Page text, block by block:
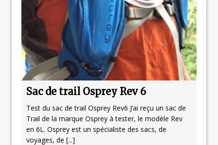
Sac de trail Osprey Rev 6
Test du sac de trail Osprey Rev6 J’ai reçu un sac de
Trail de la marque Osprey à tester, le modèle Rev
en 6L. Osprey est un spécialiste des sacs, de
voyages, de [...]